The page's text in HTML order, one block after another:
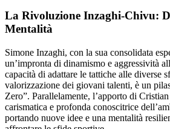
La Rivoluzione Inzaghi-Chivu:
Mentalità
Simone Inzaghi, con la sua consolidata
un’impronta di dinamismo e aggressività
capacità di adattare le tattiche alle diverse
valorizzazione dei giovani talenti, è un
Zero”. Parallelamente, l’apporto di
carismatica e profonda conoscitrice
portando nuove idee e una mentalità